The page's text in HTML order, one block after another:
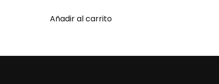
Añadir al carrito